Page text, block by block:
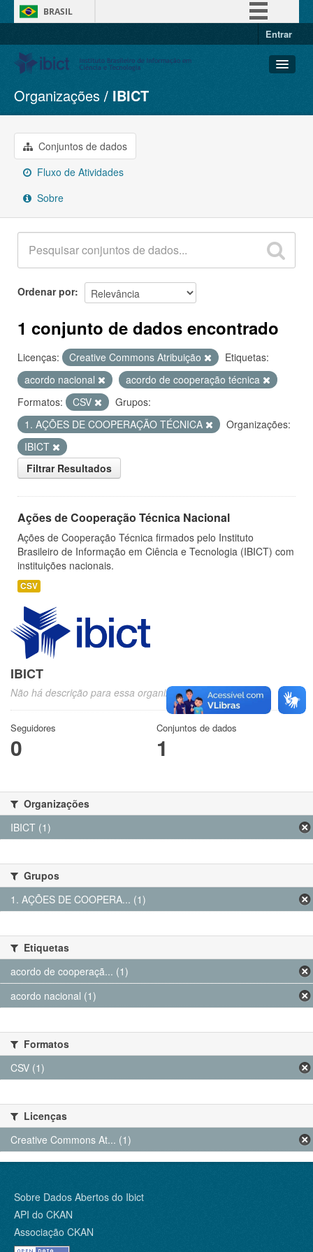
BRASIL
Entrar
Conjuntos de dados
Organizações
Grupos
Sobre
Organizações IBICT
Conjuntos de dados
Fluxo de Atividades
Sobre
Ordenar por
1 conjunto de dados encontrado
Licenças: Creative Commons Atribuição
Etiquetas:
acordo nacional
acordo de cooperação técnica
Formatos:
CSV
Grupos:
1. AÇÕES DE COOPERAÇÃO TÉCNICA
Organizações:
IBICT
Filtrar Resultados
Ações de Cooperação Técnica Nacional
Ações de Cooperação Técnica firmados pelo Instituto
Brasileiro de Informação em Ciência e Tecnologia (IBICT) com
instituições nacionais.
CSV
IBICT
Não há descrição para essa organização
Seguidores
0
Conjuntos de dados
1
Organizações
IBICT (1)
Grupos
1. AÇÕES DE COOPERA... (1)
Etiquetas
acordo de cooperaçã... (1)
acordo nacional (1)
Formatos
CSV (1)
Licenças
Creative Commons At... (1)
Sobre Dados Abertos do Ibict
API do CKAN
Associação CKAN